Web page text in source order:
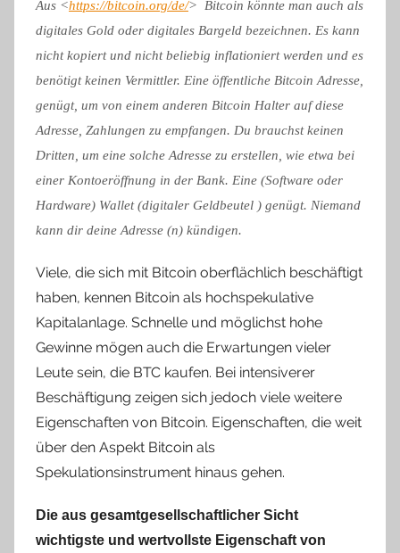
Aus <https://bitcoin.org/de/> Bitcoin könnte man auch als
digitales Gold oder digitales Bargeld bezeichnen. Es kann
nicht kopiert und nicht beliebig inflationiert werden und es
benötigt keinen Vermittler. Eine öffentliche Bitcoin Adresse,
genügt, um von einem anderen Bitcoin Halter auf diese
Adresse, Zahlungen zu empfangen. Du brauchst keinen
Dritten, um eine solche Adresse zu erstellen, wie etwa bei
einer Kontoeröffnung in der Bank. Eine (Software oder
Hardware) Wallet (digitaler Geldbeutel ) genügt. Niemand
kann dir deine Adresse (n) kündigen.
Viele, die sich mit Bitcoin oberflächlich beschäftigt
haben, kennen Bitcoin als hochspekulative
Kapitalanlage. Schnelle und möglichst hohe
Gewinne mögen auch die Erwartungen vieler
Leute sein, die BTC kaufen. Bei intensiverer
Beschäftigung zeigen sich jedoch viele weitere
Eigenschaften von Bitcoin. Eigenschaften, die weit
über den Aspekt Bitcoin als
Spekulationsinstrument hinaus gehen.
Die aus gesamtgesellschaftlicher Sicht
wichtigste und wertvollste Eigenschaft von